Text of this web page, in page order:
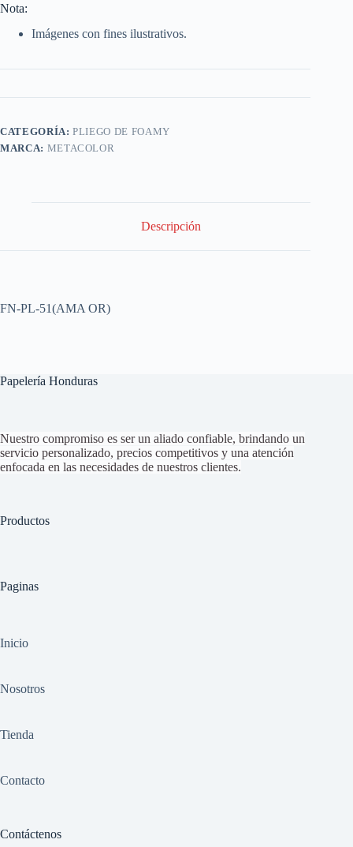
Nota:
Imágenes con fines ilustrativos.
CATEGORÍA:PLIEGO DE FOAMY
MARCA: METACOLOR
Descripción
FN-PL-51(AMA OR)
Papelería Honduras
Nuestro compromiso es ser un aliado confiable, brindando un
servicio personalizado, precios competitivos y una atención
enfocada en las necesidades de nuestros clientes.
Productos
Paginas
Inicio
Nosotros
Tienda
Contacto
Contáctenos